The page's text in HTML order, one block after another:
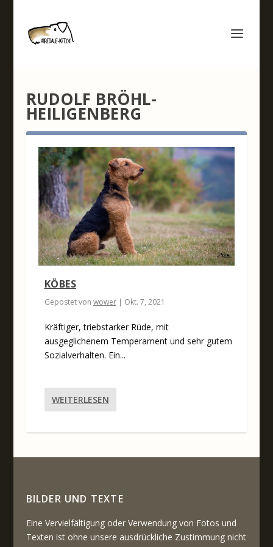
RUDOLF BRÖHL-
HEILIGENBERG
KÖBES
Gepostet von wower| Okt. 7, 2021
Kräftiger, triebstarker Rüde, mit
ausgeglichenem Temperament und sehr gutem
Sozialverhalten. Ein...
WEITERLESEN
BILDER UND TEXTE
Eine Vervielfältigung oder Verwendung von Fotos und
Texten ist ohne unsere ausdrückliche Zustimmung nicht